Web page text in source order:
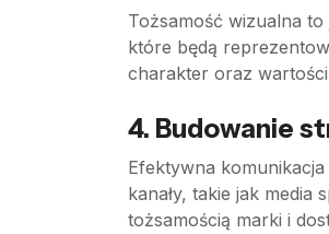
Tożsamość wizualna
które będą
charakter oraz
4. Budowanie
Efektywna
kanały, takie jak
tożsamością marki i